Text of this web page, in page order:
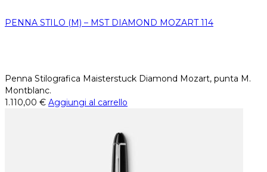
PENNA STILO (M) – MST DIAMOND MOZART 114
Penna Stilografica Maisterstuck Diamond Mozart, punta M.
Montblanc.
1.110,00 € Aggiungi al carrello